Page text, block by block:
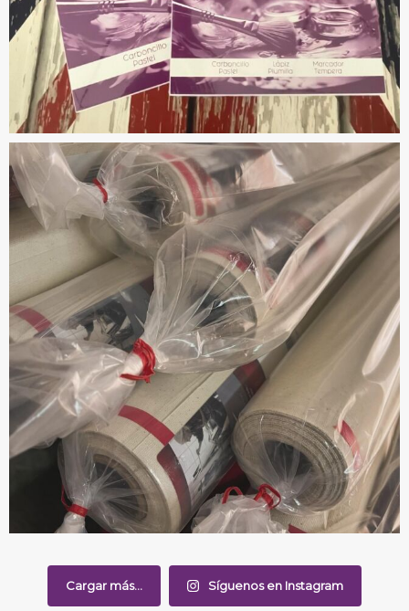
Cargar más... Síguenos en Instagram